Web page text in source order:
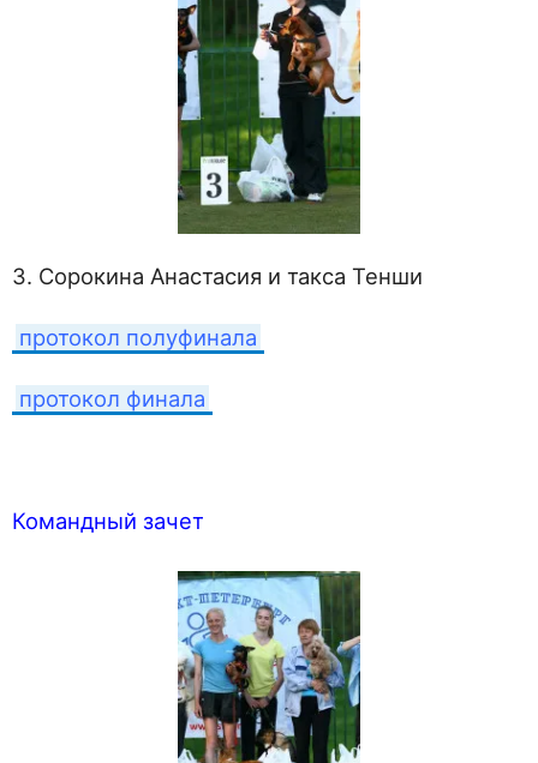
3. Сорокина Анастасия и такса Тенши
протокол полуфинала
протокол финала
Командный зачет